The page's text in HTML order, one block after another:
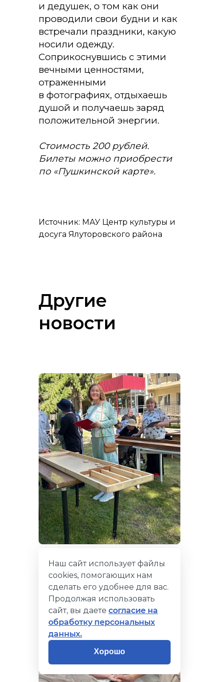
и дедушек, о том как они
проводили свои будни и как
встречали праздники, какую
носили одежду.
Соприкоснувшись с этими
вечными ценностями,
отраженными
в фотографиях, отдыхаешь
душой и получаешь заряд
положительной энергии.
Стоимость 200 рублей.
Билеты можно приобрести
по «Пушкинской карте».
Источник: МАУ Центр культуры и
досуга Ялуторовского района
Другие
новости
9 августа 2026
День физкультурника
Наш сайт использует файлы
cookies, помогающих нам
сделать его удобнее для вас.
Продолжая использовать
сайт, вы даете согласие на
обработку персональных
данных.
Хорошо